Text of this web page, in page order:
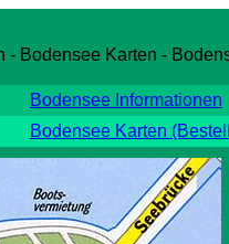
- Bodensee Karten -
Bodensee Informationen
Bodensee Karten